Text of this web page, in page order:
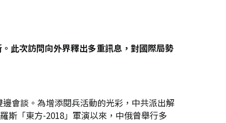
此次訪問向外界釋出多重訊息，對國際局勢
會談。為增添閱兵活動的光彩，中共派出解
斯「東方-2018」軍演以來，中俄曾舉行多